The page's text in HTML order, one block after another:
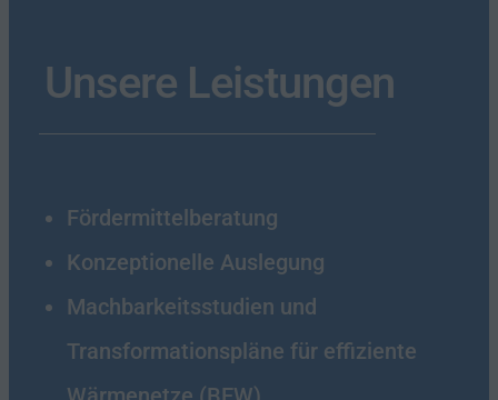
Unsere Leistungen
Fördermittelberatung
Konzeptionelle Auslegung
Machbarkeitsstudien und
Transformationspläne für effiziente